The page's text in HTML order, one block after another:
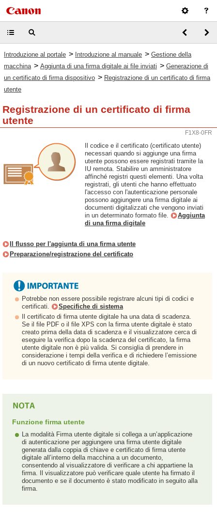
Introduzione al portale > Introduzione al manuale > Gestione della
macchina > Aggiunta di una firma digitale ai file inviati > Generazione di
un certificato di firma dispositivo > Registrazione di un certificato di firma
utente
Registrazione di un certificato di firma
utente
F1X8-0FR
Il codice e il certificato (certificato utente)
necessari quando si aggiunge una firma
utente possono essere registrati tramite la
IU remota. Stabilire un amministratore
affinché registri questi elementi. Una volta
registrati, gli utenti che hanno effettuato
l'accesso con l'autenticazione personale
possono aggiungere una firma digitale ai
documenti digitalizzati che vengono inviati
in un determinato formato file.
Aggiunta
di una firma digitale
Il flusso per l'aggiunta di una firma utente
Preparazione/registrazione del certificato
Potrebbe non essere possibile registrare alcuni tipi di codici e
certificati.
Specifiche di sistema
Il certificato di firma utente digitale ha una data di scadenza.
Se il file PDF o il file XPS con la firma utente digitale è stato
creato prima della data di scadenza e il visualizzatore cerca di
eseguire la verifica dopo la scadenza del certificato, la firma
utente digitale non è più valida. Si consiglia di prendere in
considerazione i tempi della verifica e di richiedere l’emissione
di un nuovo certificato di firma utente digitale.
Funzione firma utente
La modalità Firma utente digitale si collega a un’applicazione
di autenticazione per aggiungere una firma utente digitale
generata dalla coppia di chiave e certificato di firma utente
digitale all’interno della macchina a un documento,
consentendo al visualizzatore di verificare a chi appartiene la
firma. Il visualizzatore può verificare quale utente ha firmato il
documento e se il documento è stato modificato in seguito alla
firma.